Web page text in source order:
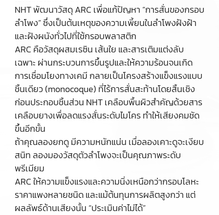
NHT พัฒนาวัสดุ ARC เพื่อแก้ปัญหา “การสั่นของกรอบ
ลำโพง” ซึ่งเป็นต้นเหตุของความเพี้ยนในลำโพงฝังฝ้า
และฝังผนังทั่วไปที่ใช้กรอบพลาสติก
ARC คือวัสดุผสมเรซิน เส้นใย และสารเติมแต่งลับ
เฉพาะ ผ่านกระบวนการขึ้นรูปและให้ความร้อนจนเกิด
การเชื่อมโยงทางเคมี กลายเป็นโครงสร้างแข็งแรงแบบ
ชิ้นเดียว (monocoque) ที่ไร้การสั่นสะท้านโดยสิ้นเชิง
ก่อนประกอบชิ้นส่วน NHT เคลือบพื้นผิวสำคัญด้วยสาร
เคลือบยางเพื่อลดแรงสั่นระดับไมโคร ทำให้เสียงคมชัด
ขึ้นอีกขั้น
ถ้าคุณลองยกดู มีความหนักแน่น เมื่อลองเคาะดูจะเงียบ
สนิท ลองมองวัสดุตัวลำโพงจะเป็นคุณภาพระดับ
พรีเมียม
ARC ให้ความแข็งแรงและความนิ่งเหนือกว่ากรอบโลหะ
ราคาแพงหลายชนิด และแม้ต้นทุนการผลิตสูงกว่า แต่
ผลลัพธ์ด้านเสียงนั้น “ประเมินค่าไม่ได้”